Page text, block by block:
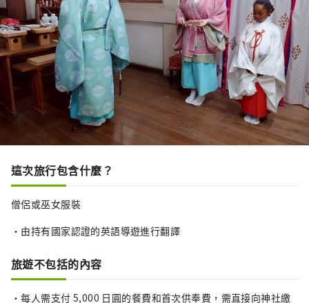
這次旅行包含什麼？
僧侶或巫女服裝
・由持有國家認證的英語導遊進行翻譯
旅遊不包括的內容
・每人需支付 5,000 日圓的餐費和首次供奉費，需直接向神社繳